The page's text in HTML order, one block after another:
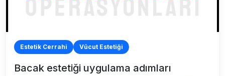
Estetik Cerrahi Vücut Estetiği
Bacak estetiği uygulama adımları